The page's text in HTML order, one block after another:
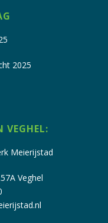
2025
VEGHEL:
Meierijstad
Veghel